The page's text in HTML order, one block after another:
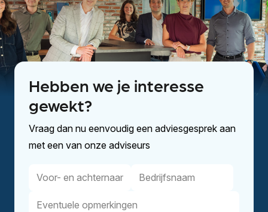
Hebben we je interesse
gewekt?
Vraag dan nu eenvoudig een adviesgesprek aan
met een van onze adviseurs
Voor-
achternaam
Bedrijfsnaam
Eventuele